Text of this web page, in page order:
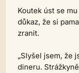
Koutek úst se
důkaz, že si
zranit.
„Slyšel jsem, že
dineru.